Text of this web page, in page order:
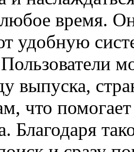
время.
удобную
выпуска,
что
Благодаря